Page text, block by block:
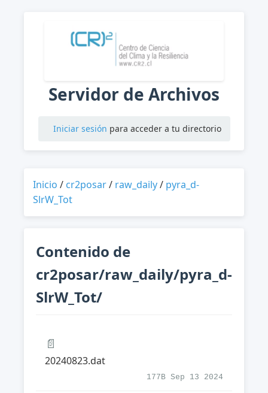
Servidor de Archivos
Iniciar sesión para acceder a tu directorio
Inicio / cr2posar/ raw_daily/ pyra_d-
SlrW_Tot
Contenido de
cr2posar/raw_daily/pyra_d-
SlrW_Tot/
📄
20240823.dat
177B Sep 13 2024